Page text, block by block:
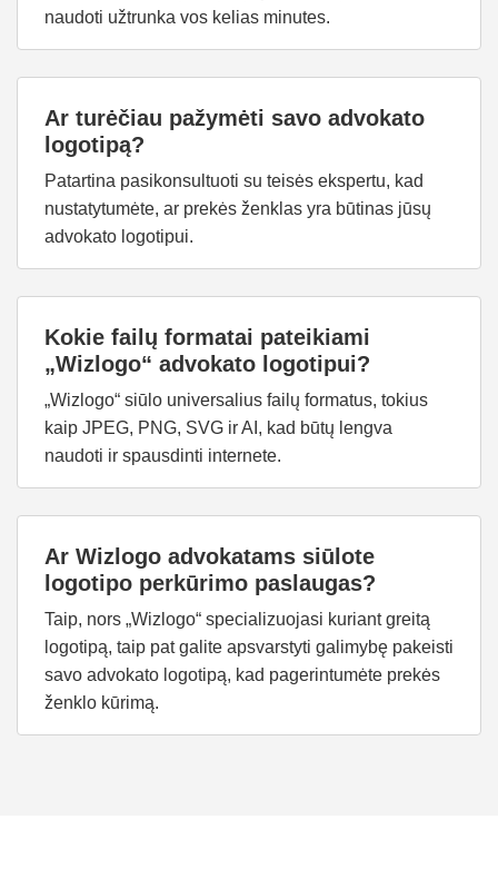
naudoti užtrunka vos kelias minutes.
Ar turėčiau pažymėti savo advokato
logotipą?
Patartina pasikonsultuoti su teisės ekspertu, kad
nustatytumėte, ar prekės ženklas yra būtinas jūsų
advokato logotipui.
Kokie failų formatai pateikiami
„Wizlogo“ advokato logotipui?
„Wizlogo“ siūlo universalius failų formatus, tokius
kaip JPEG, PNG, SVG ir AI, kad būtų lengva
naudoti ir spausdinti internete.
Ar Wizlogo advokatams siūlote
logotipo perkūrimo paslaugas?
Taip, nors „Wizlogo“ specializuojasi kuriant greitą
logotipą, taip pat galite apsvarstyti galimybę pakeisti
savo advokato logotipą, kad pagerintumėte prekės
ženklo kūrimą.